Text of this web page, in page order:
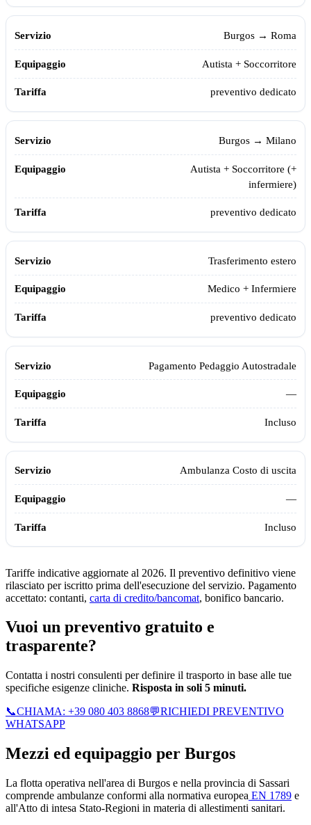
Burgos → Roma
Autista + Soccorritore
preventivo dedicato
Burgos → Milano
Autista + Soccorritore (+
infermiere)
preventivo dedicato
Trasferimento estero
Medico + Infermiere
preventivo dedicato
Pagamento Pedaggio Autostradale
—
Incluso
Ambulanza Costo di uscita
—
Incluso
Tariffe indicative aggiornate al 2026. Il preventivo definitivo viene
rilasciato per iscritto prima dell'esecuzione del servizio. Pagamento
accettato: contanti, carta di credito/bancomat, bonifico bancario.
Vuoi un preventivo gratuito e
trasparente?
Contatta i nostri consulenti per definire il trasporto in base alle tue
specifiche esigenze cliniche. Risposta in soli 5 minuti.
📞CHIAMA: +39 080 403 8868💬RICHIEDI PREVENTIVO
WHATSAPP
Mezzi ed equipaggio per Burgos
La flotta operativa nell'area di Burgos e nella provincia di Sassari
comprende ambulanze conformi alla normativa europea EN 1789 e
all'Atto di intesa Stato-Regioni in materia di allestimenti sanitari.